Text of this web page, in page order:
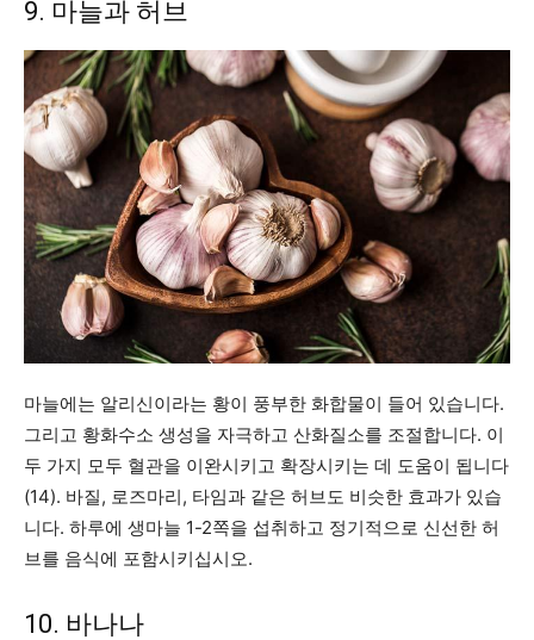
9. 마늘과 허브
마늘에는 알리신이라는 황이 풍부한 화합물이 들어 있습니다.
그리고 황화수소 생성을 자극하고 산화질소를 조절합니다. 이
두 가지 모두 혈관을 이완시키고 확장시키는 데 도움이 됩니다
(14). 바질, 로즈마리, 타임과 같은 허브도 비슷한 효과가 있습
니다. 하루에 생마늘 1-2쪽을 섭취하고 정기적으로 신선한 허
브를 음식에 포함시키십시오.
10. 바나나